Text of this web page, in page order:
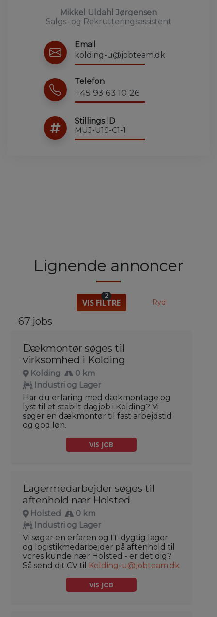
Mikkel Uldahl Jørgensen
Salgs- og Rekrutteringsassistent
Email
kolding-u@jobteam.dk
Telefon
+45 93 63 10 26
Stillings ID
MUJ-U19-C1-1
Lignende annoncer
VIS FILTRE
2
Ryd
67 jobs
Dækmontør søges til
virksomhed i Kolding
Kolding
0 km
Industri og Lager
Har du erfaring med dækmontage og
lyst til et stabilt dagjob i Kolding? Vi
søger en dækmontør til fast arbejdstid
og god løn.
VIS JOB
Lagermedarbejder søges til
aftenhold nær Holsted
Holsted
0 km
Industri og Lager
Vi søger en erfaren og IT-dygtig lager
og logistikmedarbejder på aftenhold til
vores kunde nær Holsted - er det dig?
Så send dit CV til
Kolding-u@jobteam.dk
VIS JOB